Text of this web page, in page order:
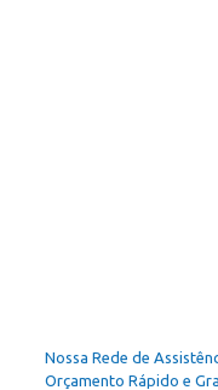
Nossa Rede de
Orçamento Rápido e